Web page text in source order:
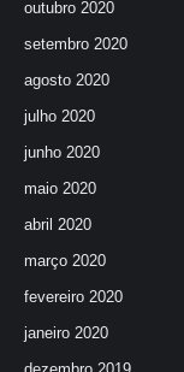
outubro 2020
setembro 2020
agosto 2020
julho 2020
junho 2020
maio 2020
abril 2020
março 2020
fevereiro 2020
janeiro 2020